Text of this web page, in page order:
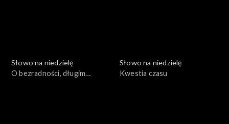
Słowo na niedzielę
O bezradności, długim
Słowo na niedzielę
Kwestia czasu